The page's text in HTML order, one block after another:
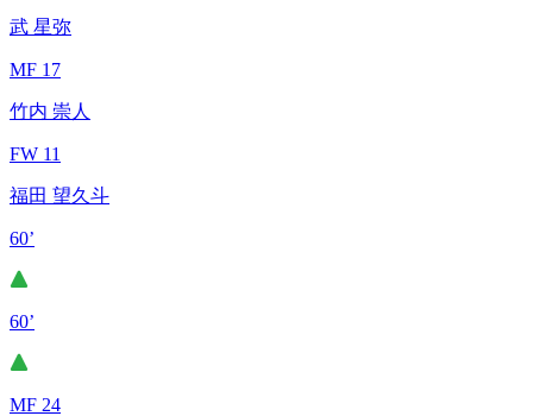
武 星弥
MF 17
竹内 崇人
FW 11
福田 望久斗
60’
60’
MF 24